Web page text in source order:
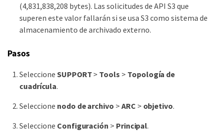
(4,831,838,208 bytes). Las solicitudes de API S3 que
superen este valor fallarán si se usa S3 como sistema de
almacenamiento de archivado externo.
Pasos
Seleccione SUPPORT > Tools > Topología de
cuadrícula.
Seleccione nodo de archivo > ARC > objetivo.
Seleccione Configuración > Principal.